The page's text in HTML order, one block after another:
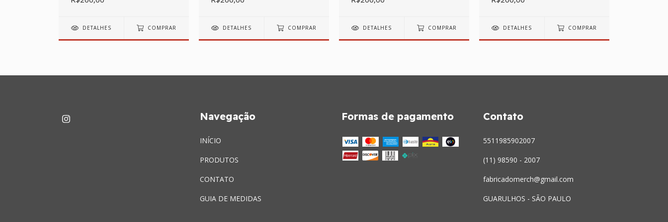
DETALHES COMPRAR DETALHES COMPRAR DETALHES COMPRAR DETALHES COMPRAR
Navegação
INÍCIO
PRODUTOS
CONTATO
GUIA DE MEDIDAS
Formas de pagamento Contato
5511985902007
(11) 98590 - 2007
fabricadomerch@gmail.com
GUARULHOS - SÃO PAULO